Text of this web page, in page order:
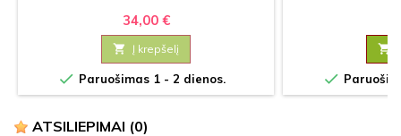
34,00 €
 Į krepšelį
 Paruošimas 1 - 2 dienos.


ATSILIEPIMAI (0)